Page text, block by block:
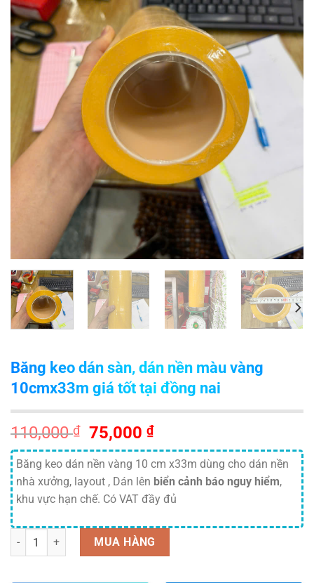
Băng keo dán sàn, dán nền màu vàng
10cmx33m giá tốt tại đồng nai
110,000₫
Giá
gốc
là:
110,000 ₫.
75,000₫Giá
hiện
tại
là:
75,000 ₫.
Băng keo dán nền vàng 10 cm x33m dùng cho dán nền
nhà xưởng, layout , Dán lên biển cảnh báo nguy hiểm,
khu vực hạn chế. Có VAT đầy đủ
Số lượng MUA HÀNG